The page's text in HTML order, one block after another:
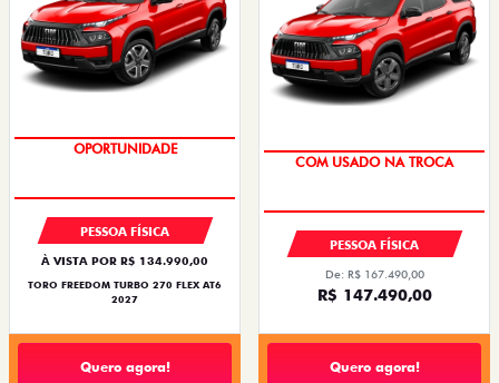
SUPERVALORIZAÇÃO DO USADO
PESSOA FÍSICA
À VISTA POR R$ 134.990,00
TORO FREEDOM TURBO 270 FLEX AT6
2027
Quero agora!
OPORTUNIDADE
PESSOA FÍSICA
De: R$ 167.490,00
R$ 147.490,00
Quero agora!